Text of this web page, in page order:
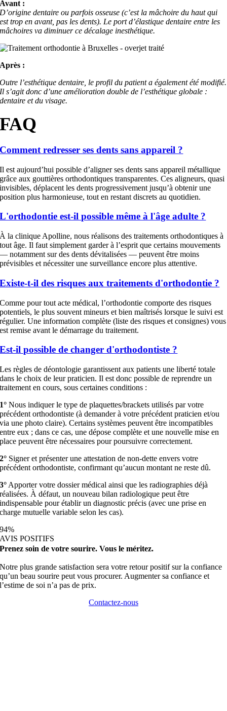
Avant :
D’origine dentaire ou parfois osseuse (c’est la mâchoire du haut qui
est trop en avant, pas les dents). Le port d’élastique dentaire entre les
mâchoires va diminuer ce décalage inesthétique.
Après :
Outre l’esthétique dentaire, le profil du patient a également été modifié.
Il s’agit donc d’une amélioration double de l’esthétique globale :
dentaire et du visage.
FAQ
Comment redresser ses dents sans appareil ?
Il est aujourd’hui possible d’aligner ses dents sans appareil métallique
grâce aux gouttières orthodontiques transparentes. Ces aligneurs, quasi
invisibles, déplacent les dents progressivement jusqu’à obtenir une
position plus harmonieuse, tout en restant discrets au quotidien.
L'orthodontie est-il possible même à l'âge adulte ?
À la clinique Apolline, nous réalisons des traitements orthodontiques à
tout âge. Il faut simplement garder à l’esprit que certains mouvements
— notamment sur des dents dévitalisées — peuvent être moins
prévisibles et nécessiter une surveillance encore plus attentive.
Existe-t-il des risques aux traitements d'orthodontie ?
Comme pour tout acte médical, l’orthodontie comporte des risques
potentiels, le plus souvent mineurs et bien maîtrisés lorsque le suivi est
régulier. Une information complète (liste des risques et consignes) vous
est remise avant le démarrage du traitement.
Est-il possible de changer d'orthodontiste ?
Les règles de déontologie garantissent aux patients une liberté totale
dans le choix de leur praticien. Il est donc possible de reprendre un
traitement en cours, sous certaines conditions :
1° Nous indiquer le type de plaquettes/brackets utilisés par votre
précédent orthodontiste (à demander à votre précédent praticien et/ou
via une photo claire). Certains systèmes peuvent être incompatibles
entre eux ; dans ce cas, une dépose complète et une nouvelle mise en
place peuvent être nécessaires pour poursuivre correctement.
2° Signer et présenter une attestation de non-dette envers votre
précédent orthodontiste, confirmant qu’aucun montant ne reste dû.
3° Apporter votre dossier médical ainsi que les radiographies déjà
réalisées. À défaut, un nouveau bilan radiologique peut être
indispensable pour établir un diagnostic précis (avec une prise en
charge mutuelle variable selon les cas).
94%
AVIS POSITIFS
Prenez soin de votre sourire. Vous le méritez.
Notre plus grande satisfaction sera votre retour positif sur la confiance
qu’un beau sourire peut vous procurer. Augmenter sa confiance et
l’estime de soi n’a pas de prix.
Contactez-nous